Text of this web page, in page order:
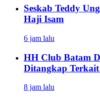
Seskab Teddy
Haji Isam
6 jam lalu
HH Club Batam
Ditangkap
8 jam lalu